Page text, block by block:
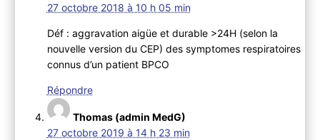
27 octobre 2018 à 10 h 05 min
Déf : aggravation aigüe et durable >24H (selon la
nouvelle version du CEP) des symptomes respiratoires
connus d’un patient BPCO
Répondre
Thomas (admin MedG)
27 octobre 2019 à 14 h 23 min